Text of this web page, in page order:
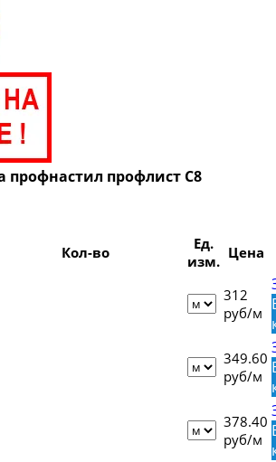
профнастил профлист C8
Кол-во
Ед.
изм. Цена
312
руб/м
349.60
руб/м
378.40
руб/м